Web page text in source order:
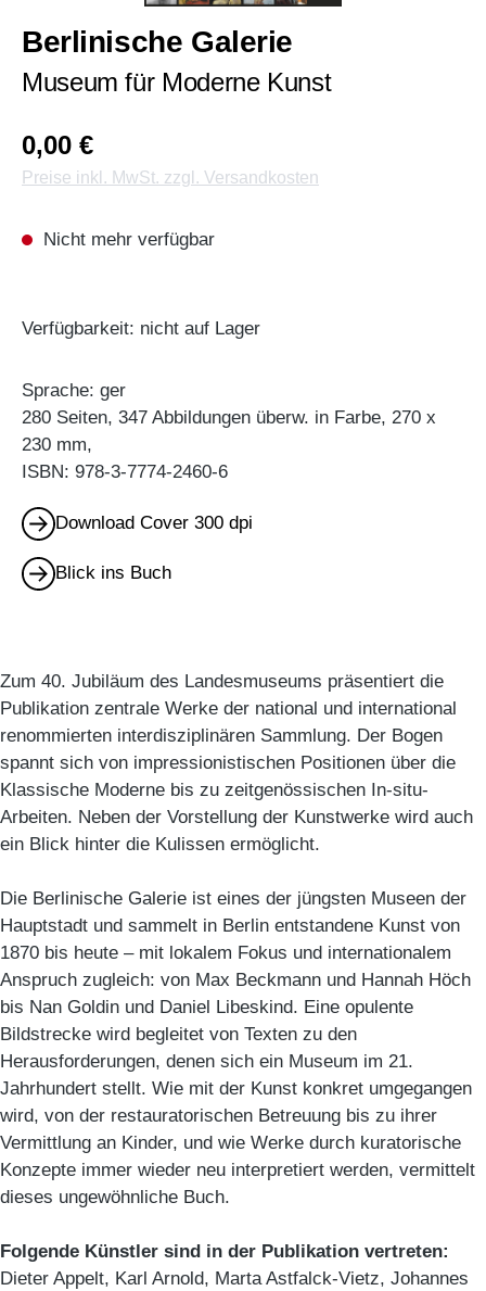
Berlinische Galerie
Museum für Moderne Kunst
0,00 €
Preise inkl. MwSt. zzgl. Versandkosten
Nicht mehr verfügbar
Verfügbarkeit: nicht auf Lager
Sprache: ger
280 Seiten, 347 Abbildungen überw. in Farbe, 270 x
230 mm,
ISBN: 978-3-7774-2460-6
Download Cover 300 dpi
Blick ins Buch
Zum 40. Jubiläum des Landesmuseums präsentiert die
Publikation zentrale Werke der national und international
renommierten interdisziplinären Sammlung. Der Bogen
spannt sich von impressionistischen Positionen über die
Klassische Moderne bis zu zeitgenössischen In-situ-
Arbeiten. Neben der Vorstellung der Kunstwerke wird auch
ein Blick hinter die Kulissen ermöglicht.
Die Berlinische Galerie ist eines der jüngsten Museen der
Hauptstadt und sammelt in Berlin entstandene Kunst von
1870 bis heute – mit lokalem Fokus und internationalem
Anspruch zugleich: von Max Beckmann und Hannah Höch
bis Nan Goldin und Daniel Libeskind. Eine opulente
Bildstrecke wird begleitet von Texten zu den
Herausforderungen, denen sich ein Museum im 21.
Jahrhundert stellt. Wie mit der Kunst konkret umgegangen
wird, von der restauratorischen Betreuung bis zu ihrer
Vermittlung an Kinder, und wie Werke durch kuratorische
Konzepte immer wieder neu interpretiert werden, vermittelt
dieses ungewöhnliche Buch.
Folgende Künstler sind in der Publikation vertreten:
Dieter Appelt, Karl Arnold, Marta Astfalck-Vietz, Johannes